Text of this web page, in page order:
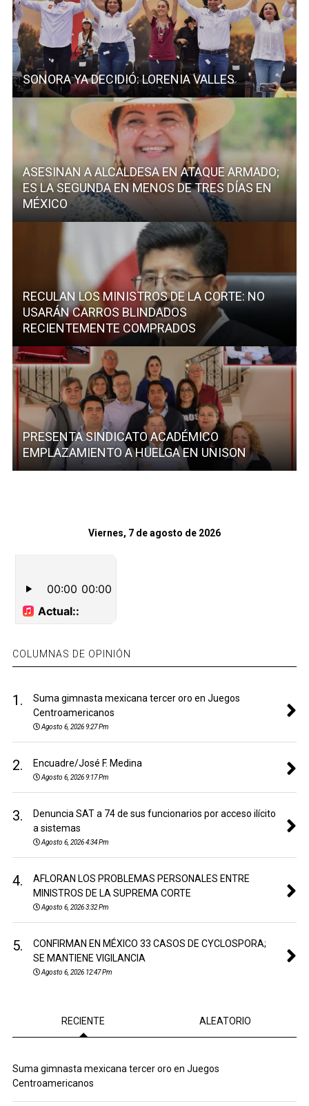
SONORA YA DECIDIÓ: LORENIA VALLES
ASESINAN A ALCALDESA EN ATAQUE ARMADO;
ES LA SEGUNDA EN MENOS DE TRES DÍAS EN
MÉXICO
RECULAN LOS MINISTROS DE LA CORTE: NO
USARÁN CARROS BLINDADOS
RECIENTEMENTE COMPRADOS
PRESENTA SINDICATO ACADÉMICO
EMPLAZAMIENTO A HUELGA EN UNISON
Viernes, 7 de agosto de 2026
COLUMNAS DE OPINIÓN
1.
Suma gimnasta mexicana tercer oro en Juegos
Centroamericanos
Agosto 6, 2026 9:27 Pm
2. Encuadre/José F. Medina
Agosto 6, 2026 9:17 Pm
3.
Denuncia SAT a 74 de sus funcionarios por acceso ilícito
a sistemas
Agosto 6, 2026 4:34 Pm
4.
AFLORAN LOS PROBLEMAS PERSONALES ENTRE
MINISTROS DE LA SUPREMA CORTE
Agosto 6, 2026 3:32 Pm
5.
CONFIRMAN EN MÉXICO 33 CASOS DE CYCLOSPORA;
SE MANTIENE VIGILANCIA
Agosto 6, 2026 12:47 Pm
RECIENTE ALEATORIO
Suma gimnasta mexicana tercer oro en Juegos
Centroamericanos